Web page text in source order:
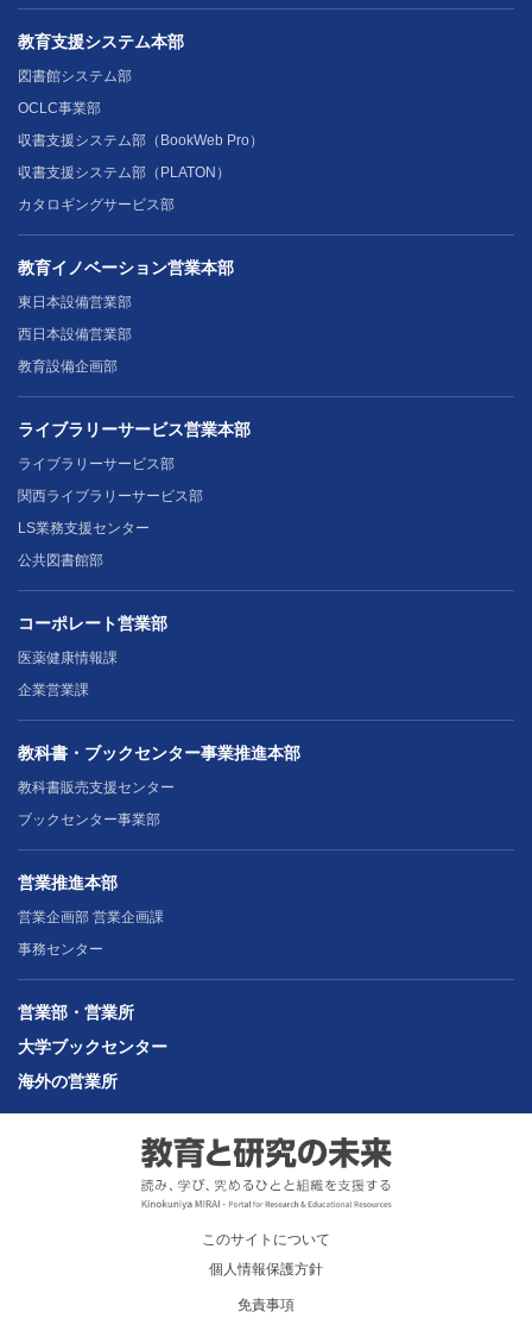
教育支援システム本部
図書館システム部
OCLC事業部
収書支援システム部（BookWeb Pro）
収書支援システム部（PLATON）
カタロギングサービス部
教育イノベーション営業本部
東日本設備営業部
西日本設備営業部
教育設備企画部
ライブラリーサービス営業本部
ライブラリーサービス部
関西ライブラリーサービス部
LS業務支援センター
公共図書館部
コーポレート営業部
医薬健康情報課
企業営業課
教科書・ブックセンター事業推進本部
教科書販売支援センター
ブックセンター事業部
営業推進本部
営業企画部 営業企画課
事務センター
営業部・営業所
大学ブックセンター
海外の営業所
このサイトについて
個人情報保護方針
免責事項